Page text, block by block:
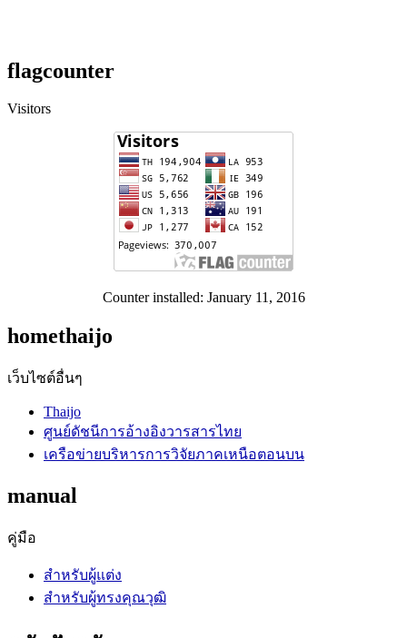
flagcounter
Visitors
Counter installed: January 11, 2016
homethaijo
เว็บไซต์อื่นๆ
Thaijo
ศูนย์ดัชนีการอ้างอิงวารสารไทย
เครือข่ายบริหารการวิจัยภาคเหนือตอนบน
manual
คู่มือ
สำหรับผู้แต่ง
สำหรับผู้ทรงคุณวุฒิ